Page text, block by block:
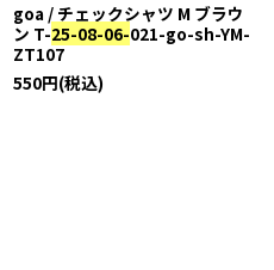
goa / チェックシャツ M ブラウ
ン T-25-08-06-021-go-sh-YM-
ZT107
550円(税込)